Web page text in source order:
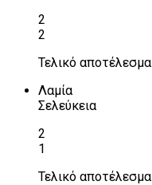
2
2
Τελικό αποτέλεσμα
Λαμία
Σελεύκεια
2
1
Τελικό αποτέλεσμα